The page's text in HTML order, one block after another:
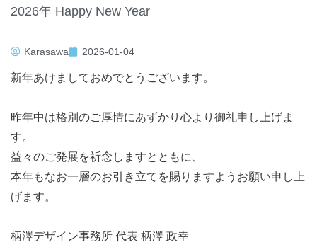
2026年 Happy New Year
Karasawa 2026-01-04
新年あけましておめでとうございます。
昨年中は格別のご厚情にあずかり心より御礼申し上げま
す。
益々のご発展を祈念しますとともに、
本年もなお一層のお引き立てを賜りますようお願い申し上
げます。
柄澤デザイン事務所 代表 柄澤 政幸